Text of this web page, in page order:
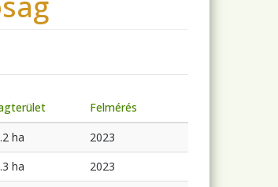
Felmérés
ha
2023
ha
2023